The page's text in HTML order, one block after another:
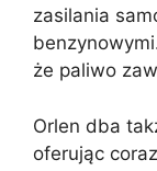
zasilania
że paliwo
Orlen dba
oferując